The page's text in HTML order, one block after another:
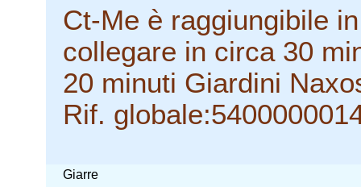
Ct-Me è raggiungibile
collegare in circa 30
20 minuti Giardini
Rif.
Giarre